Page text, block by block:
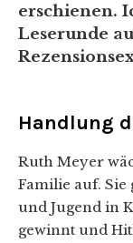
erschienen.
Leserunde
Handlung
Ruth Meyer
Familie auf.
und Jugend in
gewinnt und